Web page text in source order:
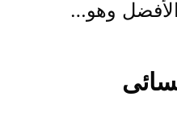
الأفضل وهو…